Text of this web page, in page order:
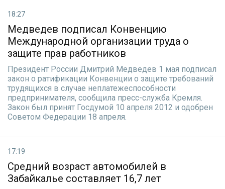
18:27
Медведев подписал Конвенцию
Международной организации труда о
защите прав работников
Президент России Дмитрий Медведев 1 мая подписал
закон о ратификации Конвенции о защите требований
трудящихся в случае неплатежеспособности
предпринимателя, сообщила пресс-служба Кремля.
Закон был принят Госдумой 10 апреля 2012 и одобрен
Советом Федерации 18 апреля.
17:19
Средний возраст автомобилей в
Забайкалье составляет 16,7 лет